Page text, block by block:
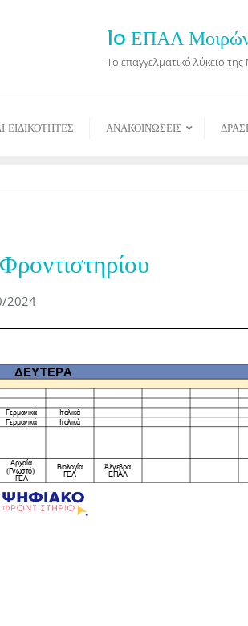
1o ΕΠΑΛ
Το επαγγελματικό λύκειο
ΕΙΔΙΚΟΤΗΤΕΣ ΑΝΑΚΟΙΝΩΣΕΙΣ
2024